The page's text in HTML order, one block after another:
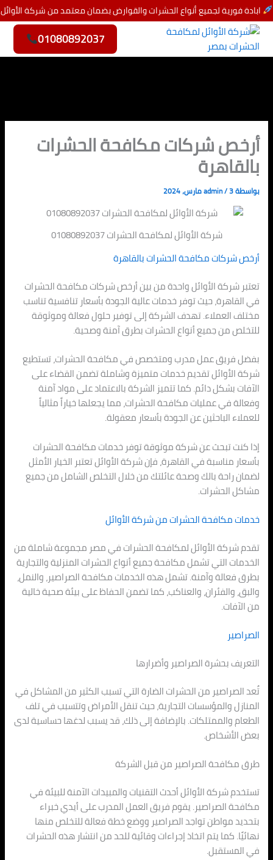
تخطي
إلى
المحتوى
ابادة فورية لجميع أنواع الحشرات والقوارض بضمان معتمد من شركة الأوائل
01080892037
أرخص شركات مكافحة الحشرات
بالقاهرة
بواسطة admin/3 مارس، 2024
شركة الأوائل لمكافحة الحشرات 01080892037
أرخص شركات مكافحة الحشرات بالقاهرة
تعتبر شركة الأوائل واحدة من بين أرخص شركات مكافحة الحشرات
في القاهرة، حيث توفر خدمات عالية الجودة بأسعار تنافسية تناسب
مختلف العملاء. تهدف الشركة إلى توفير حلول فعالة وموثوقة
للتخلص من جميع أنواع الحشرات بطرق آمنة وصحية.
بفضل فريق عمل مدرب ومتخصص في مكافحة الحشرات، تستطيع
شركة الأوائل تقديم خدمات متميزة وشاملة تضمن القضاء على
الآفات بشكل دائم. كما تتميز الشركة بالاعتماد على مواد آمنة
وفعالة في عمليات مكافحة الحشرات، مما يجعلها خياراً مثالياً
للعملاء الباحثين عن الجودة بأسعار معقولة.
إذا كنت تبحث عن شركة موثوقة توفر خدمات مكافحة الحشرات
بأسعار مناسبة في القاهرة، فإن شركة الأوائل تعتبر الخيار الأمثل
لضمان راحة بالك وصحة عائلتك من خلال التخلص الشامل من جميع
مشاكل الحشرات.
خدمات مكافحة الحشرات من شركة الأوائل
تقدم شركة الأوائل لمكافحة الحشرات في مصر مجموعة شاملة من
الخدمات التي تشمل مكافحة جميع أنواع الحشرات المنزلية والتجارية
بطرق فعالة وآمنة. تشمل هذه الخدمات مكافحة الصراصير، والنمل،
والبق، والفئران، والعناكب، كما تضمن الحفاظ على بيئة صحية خالية
من الآفات.
الصراصير
التعريف بحشرة الصراصير وأضرارها
تُعد الصراصير من الحشرات الضارة التي تسبب الكثير من المشاكل في
المنازل والمؤسسات التجارية، حيث تنقل الأمراض وتتسبب في تلف
الطعام والممتلكات. بالإضافة إلى ذلك، قد يسبب لدغها حساسية لدى
بعض الأشخاص.
طرق مكافحة الصراصير من قبل الشركة
تستخدم شركة الأوائل أحدث التقنيات والمبيدات الآمنة للبيئة في
مكافحة الصراصير. يقوم فريق العمل المدرب على أيدي خبراء
بتحديد مواطن تواجد الصراصير ووضع خطة فعالة للتخلص منها
نهائيًا. كما يتم اتخاذ إجراءات وقائية للحد من انتشار هذه الحشرات
في المستقبل.